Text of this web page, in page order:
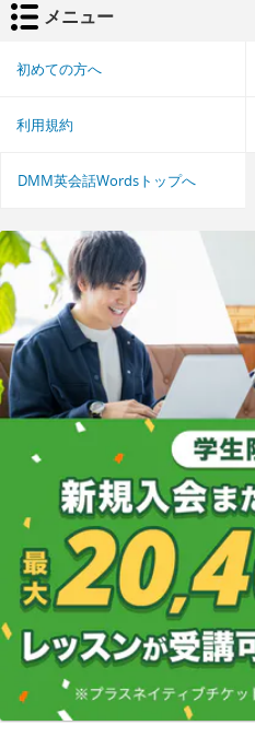
メニュー
初めての方へ
利用規約
DMM英会話Wordsトップへ